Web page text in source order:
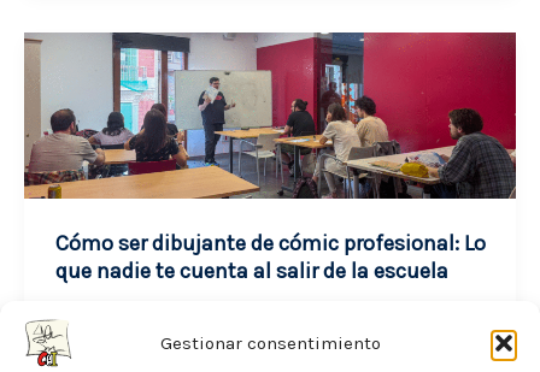
Gestionar consentimiento
Ser
Ilustrador
Freelance?
La
Realidad
(Sin
Filtros)
de
Autónomo
Cómo ser dibujante de cómic profesional: Lo
que nadie te cuenta al salir de la escuela
noviembre 19, 2025